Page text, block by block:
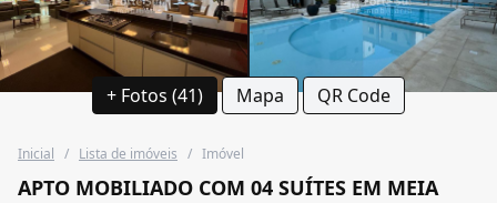
+ Fotos (41) Mapa QR Code
Inicial / Lista de imóveis / Imóvel
APTO MOBILIADO COM 04 SUÍTES EM MEIA